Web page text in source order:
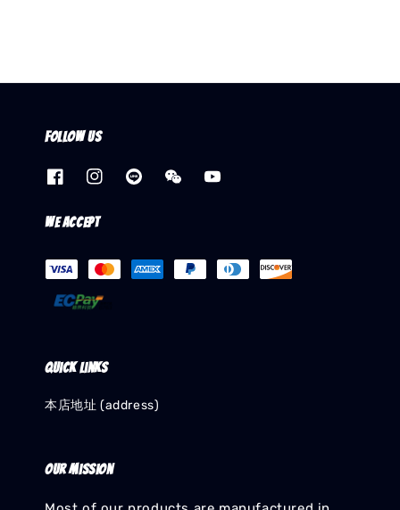
Follow us
We accept
Quick links
本店地址 (address)
Our mission